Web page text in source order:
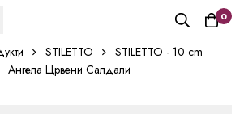
0
STILETTO
STILETTO - 10 cm
Ангела Црвени Салдали